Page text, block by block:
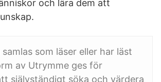
och lära dem att
samlas som läser eller har läst
av Utrymme ges för
självständigt söka och värdera